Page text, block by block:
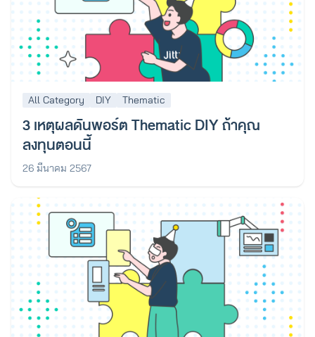
All Category DIY Thematic
3 เหตุผลดันพอร์ต Thematic DIY ถ้าคุณ
ลงทุนตอนนี้
26 มีนาคม 2567